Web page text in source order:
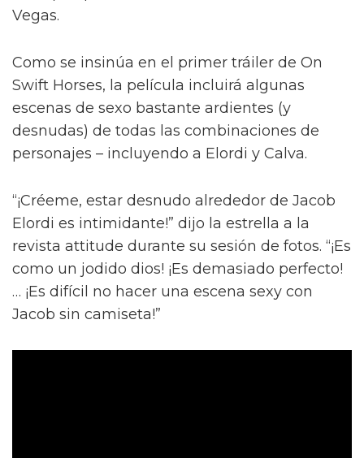
Vegas.
Como se insinúa en el primer tráiler de On
Swift Horses, la película incluirá algunas
escenas de sexo bastante ardientes (y
desnudas) de todas las combinaciones de
personajes – incluyendo a Elordi y Calva.
“¡Créeme, estar desnudo alrededor de Jacob
Elordi es intimidante!” dijo la estrella a la
revista attitude durante su sesión de fotos. “¡Es
como un jodido dios! ¡Es demasiado perfecto!
… ¡Es difícil no hacer una escena sexy con
Jacob sin camiseta!”